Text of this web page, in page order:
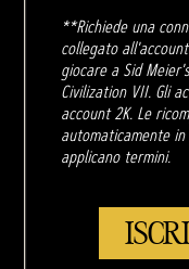
**Richiede una
collegato
giocare a Sid
Civilization VII. Gli
account 2K. Le
automaticamente
applicano termini.